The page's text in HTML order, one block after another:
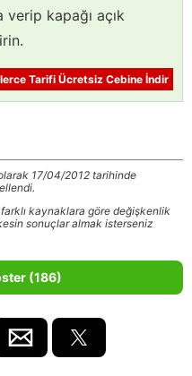
verip kapağı açık
Tarifi Ücretsiz Cebine İndir
17/04/2012 tarihinde
kaynaklara göre değişkenlik
sonuçlar almak isterseniz
(186)